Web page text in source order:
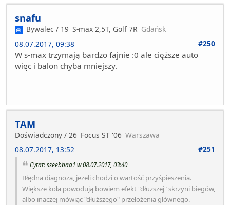
snafu
Bywalec / 19 S-max 2,5T, Golf 7R Gdańsk
08.07.2017, 09:38
#250
W s-max trzymają bardzo fajnie :0 ale cięższe auto
więc i balon chyba mniejszy.
TAM
Doświadczony / 26 Focus ST '06 Warszawa
08.07.2017, 13:52
#251
Cytat: sseebbaa1 w 08.07.2017, 03:40
Błędna diagnoza, jeżeli chodzi o wartość przyśpieszenia.
Większe koła powodują bowiem efekt "dłuższej" skrzyni biegów,
albo inaczej mówiąc "dłuższego" przełożenia głównego.